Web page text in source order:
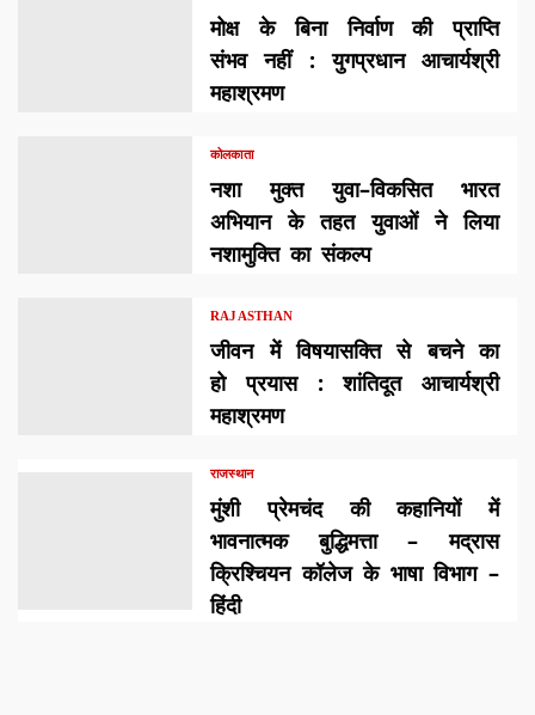
मोक्ष के बिना निर्वाण की प्राप्ति
संभव नहीं : युगप्रधान आचार्यश्री
महाश्रमण
कोलकाता
नशा मुक्त युवा–विकसित भारत
अभियान के तहत युवाओं ने लिया
नशामुक्ति का संकल्प
RAJASTHAN
जीवन में विषयासक्ति से बचने का
हो प्रयास : शांतिदूत आचार्यश्री
महाश्रमण
राजस्थान
मुंशी प्रेमचंद की कहानियों में
भावनात्मक बुद्धिमत्ता – मद्रास
क्रिश्चियन कॉलेज के भाषा विभाग –
हिंदी